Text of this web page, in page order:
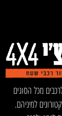
מכל הסוגים
למיניהם.